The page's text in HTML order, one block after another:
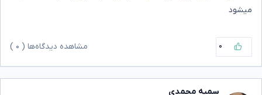
میشود
۰ مشاهده دیدگاه‌ها ( ۰
سمیه محمدی